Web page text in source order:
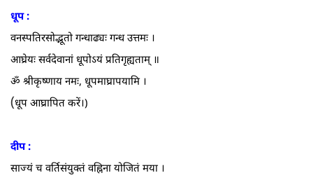
धूप :
वनस्पतिरसोद्भूतो गन्धाढ्यः गन्ध उत्तमः ।
आघ्रेयः सर्वदेवानां धूपोऽयं प्रतिगृह्यताम्‌ ॥
ॐ श्रीकृष्णाय नमः, धूपमाघ्रापयामि ।
(धूप आघ्रापित करें।)
दीप :
साज्यं च वर्तिसंयुक्तं वह्निना योजितं मया ।